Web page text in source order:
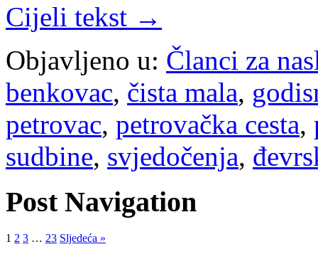
Cijeli tekst →
Objavljeno u: Članci za
benkovac, čista mala,
petrovac, petrovačka cesta,
sudbine, svjedočenja,
Post Navigation
1 2 3 … 23 Sljedeća »